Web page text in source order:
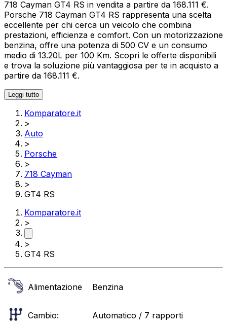
718 Cayman GT4 RS in vendita a partire da 168.111 €.
Porsche 718 Cayman GT4 RS rappresenta una scelta
eccellente per chi cerca un veicolo che combina
prestazioni, efficienza e comfort. Con un motorizzazione
benzina, offre una potenza di 500 CV e un consumo
medio di 13.20L per 100 Km. Scopri le offerte disponibili
e trova la soluzione più vantaggiosa per te in acquisto a
partire da 168.111 €.
Leggi tutto
Komparatore.it
>
Auto
>
Porsche
>
718 Cayman
>
GT4 RS
Komparatore.it
>
>
GT4 RS
Alimentazione Benzina
Cambio: Automatico / 7 rapporti